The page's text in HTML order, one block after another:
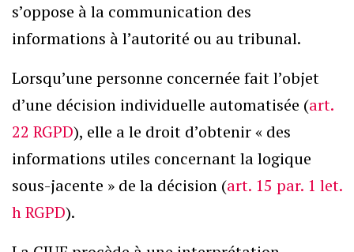
s’oppose à la communication des
informations à l’autorité ou au tribunal.
Lorsqu’une personne concernée fait l’objet
d’une décision individuelle automatisée (art.
22 RGPD), elle a le droit d’obtenir « des
informations utiles concernant la logique
sous-jacente » de la décision (art. 15 par. 1 let.
h RGPD).